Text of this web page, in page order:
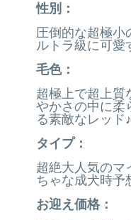
性別：
圧倒的な超極小
ルトラ級に可愛
毛色：
超極上で超上質
やかさの中に柔
る素敵なレッド♪
タイプ：
超絶大人気のマ
ちゃな成犬時予
お迎え価格：